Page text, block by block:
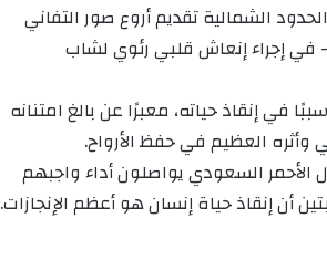
الشمالية تقديم أروع صور التفاني
في إجراء إنعاش قلبي رئوي لشاب
في إنقاذ حياته، معبرًا عن بالغ امتنانه
العظيم في حفظ الأرواح.
الأحمر السعودي يواصلون أداء واجبهم
أن إنقاذ حياة إنسان هو أعظم الإنجازات.